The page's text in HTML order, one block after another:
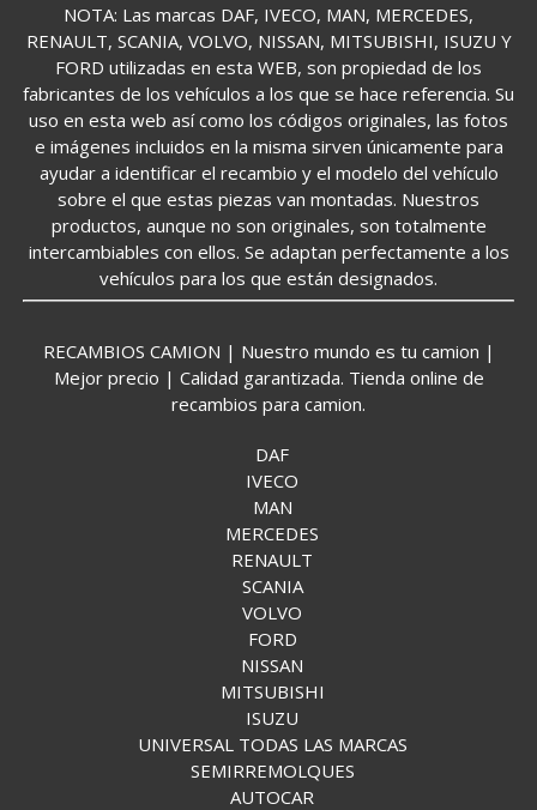
NOTA: Las marcas DAF, IVECO, MAN, MERCEDES,
RENAULT, SCANIA, VOLVO, NISSAN, MITSUBISHI, ISUZU Y
FORD utilizadas en esta WEB, son propiedad de los
fabricantes de los vehículos a los que se hace referencia. Su
uso en esta web así como los códigos originales, las fotos
e imágenes incluidos en la misma sirven únicamente para
ayudar a identificar el recambio y el modelo del vehículo
sobre el que estas piezas van montadas. Nuestros
productos, aunque no son originales, son totalmente
intercambiables con ellos. Se adaptan perfectamente a los
vehículos para los que están designados.
RECAMBIOS CAMION | Nuestro mundo es tu camion |
Mejor precio | Calidad garantizada. Tienda online de
recambios para camion.
DAF
IVECO
MAN
MERCEDES
RENAULT
SCANIA
VOLVO
FORD
NISSAN
MITSUBISHI
ISUZU
UNIVERSAL TODAS LAS MARCAS
SEMIRREMOLQUES
AUTOCAR